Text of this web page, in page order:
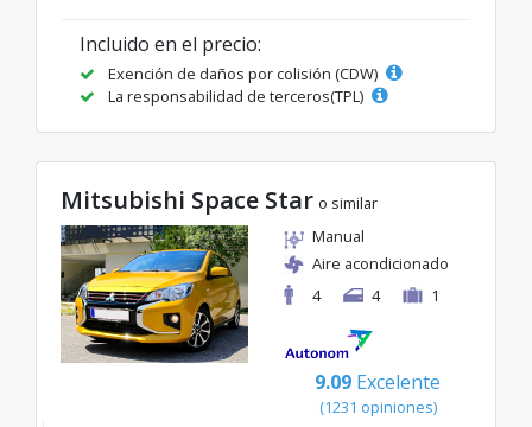
Incluido en el precio:
Exención de daños por colisión (CDW)
La responsabilidad de terceros(TPL)
Mitsubishi Space Star o similar
Manual
Aire acondicionado
4
4 1
9.09 Excelente
(1231 opiniones)